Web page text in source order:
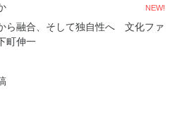
NEW!
ら融合、そして独自性へ 文化ファ
町伸一